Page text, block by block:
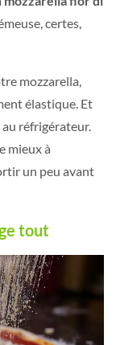
certes,
mozzarella,
élastique. Et
au réfrigérateur.
mieux à
un peu avant
tout